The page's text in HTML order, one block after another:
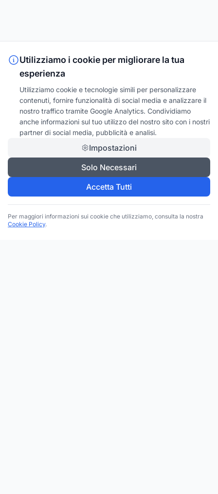
Utilizziamo i cookie per migliorare la tua
esperienza
Utilizziamo cookie e tecnologie simili per personalizzare
contenuti, fornire funzionalità di social media e analizzare il
nostro traffico tramite Google Analytics. Condividiamo
anche informazioni sul tuo utilizzo del nostro sito con i nostri
partner di social media, pubblicità e analisi.
Impostazioni
Solo Necessari
Accetta Tutti
Per maggiori informazioni sui cookie che utilizziamo, consulta la nostra
Cookie Policy.